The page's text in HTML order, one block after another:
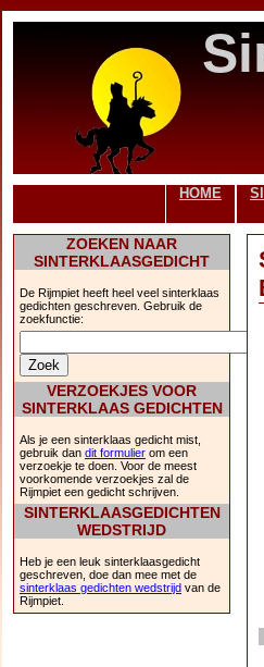
HOME
ZOEKEN NAAR
SINTERKLAASGEDICHT
De Rijmpiet heeft heel veel sinterklaas
gedichten geschreven. Gebruik de
zoekfunctie:
VERZOEKJES VOOR
SINTERKLAAS GEDICHTEN
Als je een sinterklaas gedicht mist,
gebruik dan dit formulier om een
verzoekje te doen. Voor de meest
voorkomende verzoekjes zal de
Rijmpiet een gedicht schrijven.
SINTERKLAASGEDICHTEN
WEDSTRIJD
Heb je een leuk sinterklaasgedicht
geschreven, doe dan mee met de
sinterklaas gedichten wedstrijd van de
Rijmpiet.